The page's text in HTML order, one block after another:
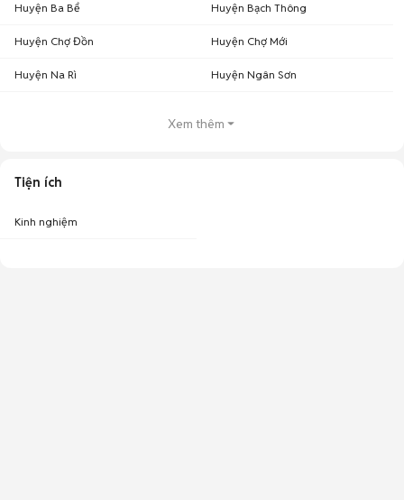
Huyện Ba Bể Huyện Bạch Thông
Huyện Chợ Đồn Huyện Chợ Mới
Huyện Na Rì Huyện Ngân Sơn
Xem thêm
Tiện ích
Kinh nghiệm